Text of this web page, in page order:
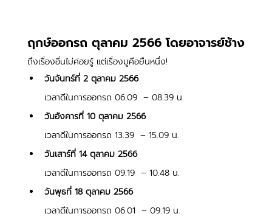
ฤกษ์ออกรถ ตุลาคม 2566 โดยอาจารย์ช้าง
ถึงเรื่องอื่นไม่ค่อยรู้ แต่เรื่องมูคือยืนหนึ่ง!
วันจันทร์ที่ 2 ตุลาคม 2566
เวลาดีในการออกรถ 06.09  – 08.39 น.
วันอังคารที่ 10 ตุลาคม 2566
เวลาดีในการออกรถ 13.39  – 15.09 น.
วันเสาร์ที่ 14 ตุลาคม 2566
เวลาดีในการออกรถ 09.19  – 10.48 น.
วันพุธที่ 18 ตุลาคม 2566
เวลาดีในการออกรถ 06.01  – 09.19 น.